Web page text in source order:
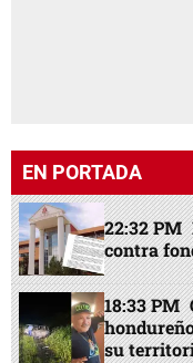
EN PORTADA
22:32 PM
contra
18:33 PM
su